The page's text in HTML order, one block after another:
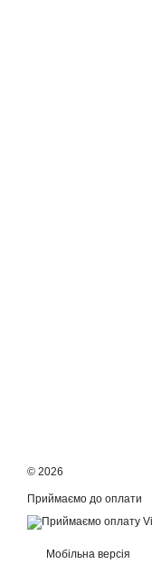
© 2026
Приймаємо до оплати
Мобільна версія